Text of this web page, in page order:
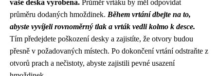
vaše deska vyrobena. Průměr vrtáku by měl odpovídat
průměru dodaných hmoždinek. Během vrtání dbejte na to,
abyste vyvíjeli rovnoměrný tlak a vrták vedli kolmo k desce.
Tím předejdete poškození desky a zajistíte, že otvory budou
přesně v požadovaných místech. Po dokončení vrtání odstraňte z
otvorů prach a nečistoty, abyste zajistili pevné usazení